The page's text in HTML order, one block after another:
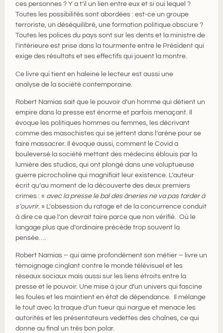
ces personnes ? Y a t’il un lien entre eux et si oui lequel ?
Toutes les possibilités sont abordées : est-ce un groupe
terroriste, un déséquilibré, une formation politique obscure ?
Toutes les polices du pays sont sur les dents et la ministre de
l’intérieure est prise dans la tourmente entre le Président qui
exige des résultats et ses effectifs qui jouent la montre.
Ce livre qui tient en haleine le lecteur est aussi une
analyse de la société contemporaine.
Robert Namias sait que le pouvoir d’un homme qui détient un
empire dans la presse est énorme et parfois menaçant. Il
évoque les politiques hommes ou femmes, les décrivant
comme des masochistes qui se jettent dans l’arène pour se
faire massacrer. Il évoque aussi, comment le Covid a
bouleversé la société mettant des médecins éblouis par la
lumière des studios, qui ont plongé dans une voluptueuse
guerre picrocholine qui magnifiait leur existence. L’auteur
écrit qu’au moment de la découverte des deux premiers
crimes : « avec la presse le bal des âneries ne va pas tarder à
s’ouvrir. » L’obsession du ratage et de la concurrence conduit
à dire ce que l’on devrait taire parce que non vérifié. Où le
langage plus que d’ordinaire précède trop souvent la
pensée….
Robert Namias – qui aime profondément son métier – livre un
témoignage cinglant contre le monde télévisuel et les
réseaux sociaux mais aussi sur les liens étroits entre la
presse et le pouvoir. Une mise à jour d’un univers qui fascine
les foules et les maintient en état de dépendance. Il mélange
le tout avec la traque d’un tueur qui nargue et menace les
autorités et les présentateurs vedettes des chaînes, ce qui
donne au final un très bon polar.